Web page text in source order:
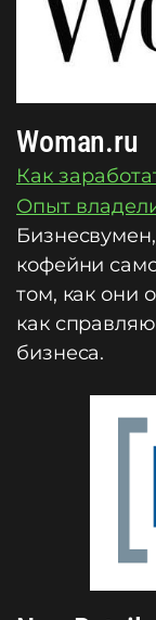
Woman.ru
Как
Опыт
кофейни
том, как они
как
бизнеса.